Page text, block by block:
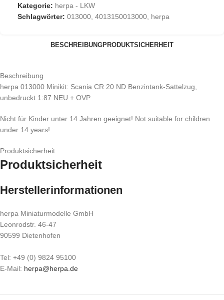
Kategorie: herpa - LKW
Schlagwörter: 013000, 4013150013000, herpa
BESCHREIBUNGPRODUKTSICHERHEIT
Beschreibung
herpa 013000 Minikit: Scania CR 20 ND Benzintank-Sattelzug,
unbedruckt 1:87 NEU + OVP
Nicht für Kinder unter 14 Jahren geeignet! Not suitable for children
under 14 years!
Produktsicherheit
Produktsicherheit
Herstellerinformationen
herpa Miniaturmodelle GmbH
Leonrodstr. 46-47
90599 Dietenhofen
Tel: +49 (0) 9824 95100
E-Mail: herpa@herpa.de